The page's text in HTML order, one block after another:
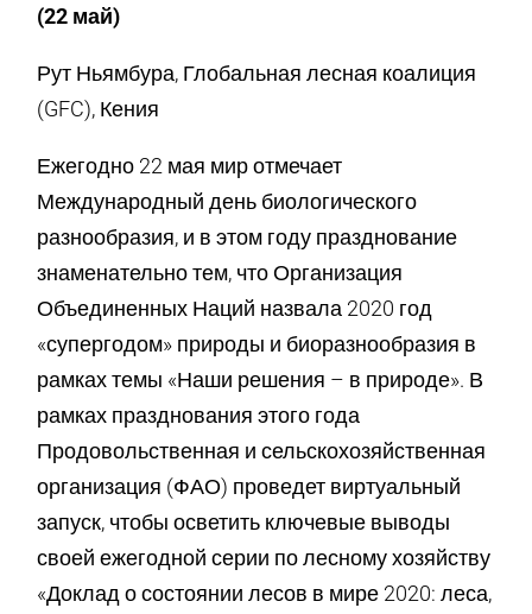
(22 май)
Рут Ньямбура, Глобальная лесная коалиция
(GFC), Кения
Ежегодно 22 мая мир отмечает
Международный день биологического
разнообразия, и в этом году празднование
знаменательно тем, что Организация
Объединенных Наций назвала 2020 год
«супергодом» природы и биоразнообразия в
рамках темы «Наши решения – в природе». В
рамках празднования этого года
Продовольственная и сельскохозяйственная
организация (ФАО) проведет виртуальный
запуск, чтобы осветить ключевые выводы
своей ежегодной серии по лесному хозяйству
«Доклад о состоянии лесов в мире 2020: леса,